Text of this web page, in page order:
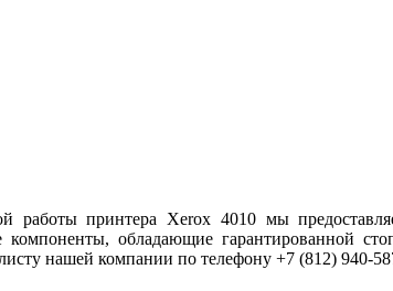
работы принтера Xerox 4010 мы
обладающие гарантированной
нашей компании по телефону +7 (812) 940-